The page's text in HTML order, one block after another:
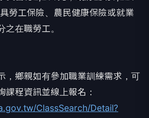
勞工保險、農民健康保險或就業
之在職勞工。
，鄉親如有參加職業訓練需求，可
課程資訊並線上報名：
ClassSearch/Detail?